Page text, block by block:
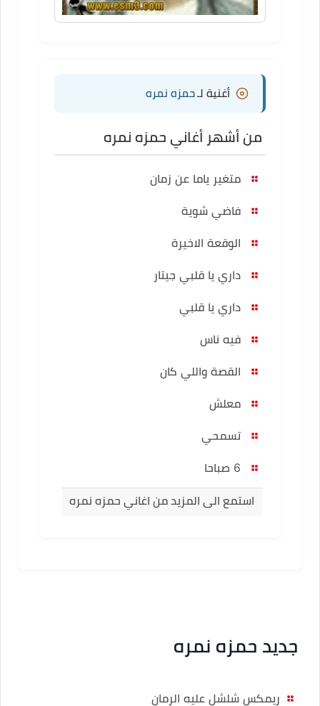
أغنية لـحمزه نمره
من أشهر أغاني حمزه نمره
متغير ياما عن زمان
فاضي شوية
الوقعة الاخيرة
داري يا قلبي جيتار
داري يا قلبي
فيه ناس
القصة واللي كان
معلش
تسمحي
استمع الى المزيد من اغاني حمزه نمره
جديد حمزه نمره
ريمكس شلشل عليه الرمان